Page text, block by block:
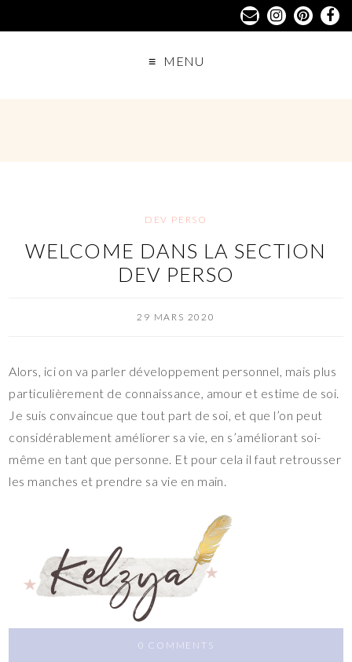
MENU
DEV PERSO
WELCOME DANS LA SECTION
DEV PERSO
29 MARS 2020
Alors, ici on va parler développement personnel, mais plus
particulièrement de connaissance, amour et estime de soi.
Je suis convaincue que tout part de soi, et que l’on peut
considérablement améliorer sa vie, en s’améliorant soi-
même en tant que personne. Et pour cela il faut retrousser
les manches et prendre sa vie en main.
0 COMMENTS